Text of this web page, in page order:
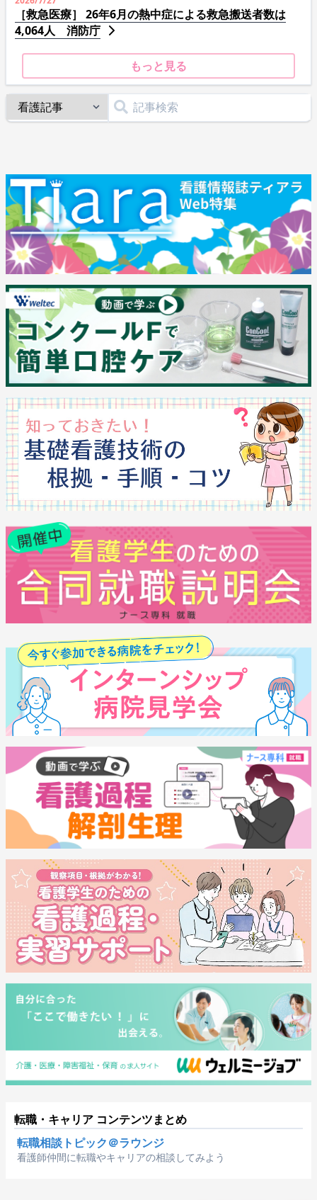
［救急医療］ 26年6月の熱中症による救急搬送者数は
4,064人 消防庁
もっと見る
転職・キャリア コンテンツまとめ
転職相談トピック＠ラウンジ
看護師仲間に転職やキャリアの相談してみよう